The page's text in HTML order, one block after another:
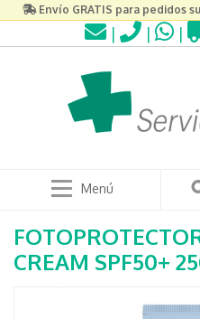
Envío GRATIS para pedidos
| | |
Menú
CREAM SPF50+